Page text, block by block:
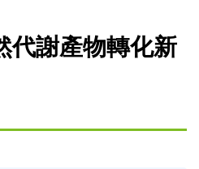
微波設備
代謝產物轉化新